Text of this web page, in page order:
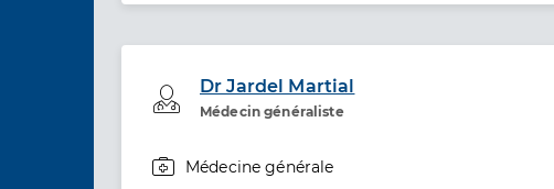
Dr Jardel Martial
Médecin généraliste
Professionel de santé
Médecine générale